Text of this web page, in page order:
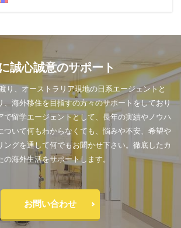
誠心誠意のサポート
り、オーストラリア現地の日系エージェントと
、海外移住を目指すの方々のサポートをしており
で留学エージェントとして、長年の実績やノウハ
ついて何もわからなくても、悩みや不安、希望や
ングを通して何でもお聞かせ下さい。徹底したカ
海外生活をサポートします。
お問い合わせ